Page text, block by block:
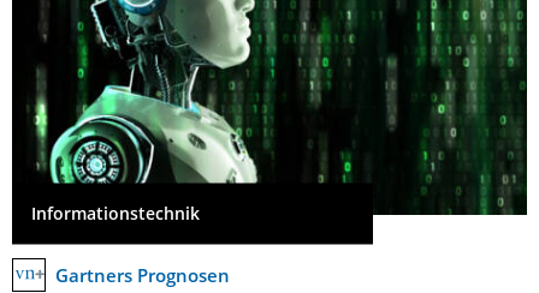
Informationstechnik
Gartners Prognosen